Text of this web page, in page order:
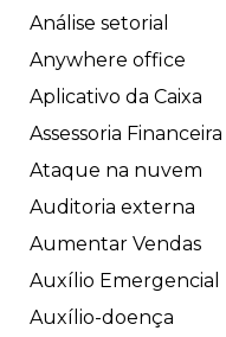
Análise setorial
Anywhere office
Aplicativo da Caixa
Assessoria Financeira
Ataque na nuvem
Auditoria externa
Aumentar Vendas
Auxílio Emergencial
Auxílio-doença